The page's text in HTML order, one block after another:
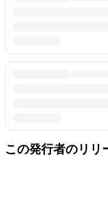
この発行者のリリ